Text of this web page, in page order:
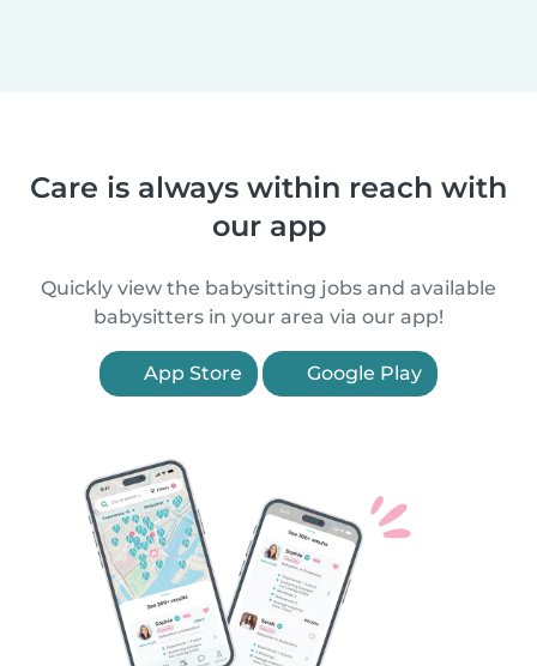
Care is always within reach with
our app
Quickly view the babysitting jobs and available
babysitters in your area via our app!
App Store Google Play